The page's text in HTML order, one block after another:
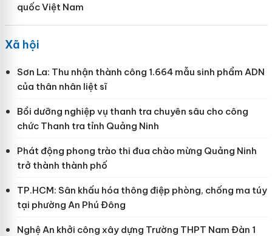
quốc Việt Nam
Xã hội
Sơn La: Thu nhận thành công 1.664 mẫu sinh phẩm ADN
của thân nhân liệt sĩ
Bồi dưỡng nghiệp vụ thanh tra chuyên sâu cho công
chức Thanh tra tỉnh Quảng Ninh
Phát động phong trào thi đua chào mừng Quảng Ninh
trở thành thành phố
TP.HCM: Sân khấu hóa thông điệp phòng, chống ma túy
tại phường An Phú Đông
Nghệ An khởi công xây dựng Trường THPT Nam Đàn 1